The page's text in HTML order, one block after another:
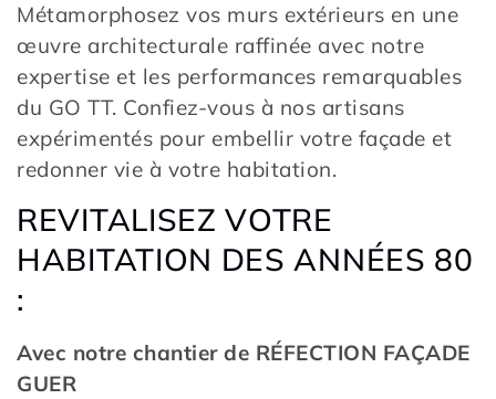
Métamorphosez vos murs extérieurs en une
œuvre architecturale raffinée avec notre
expertise et les performances remarquables
du GO TT. Confiez-vous à nos artisans
expérimentés pour embellir votre façade et
redonner vie à votre habitation.
REVITALISEZ VOTRE
HABITATION DES ANNÉES 80
:
Avec notre chantier de RÉFECTION FAÇADE
GUER